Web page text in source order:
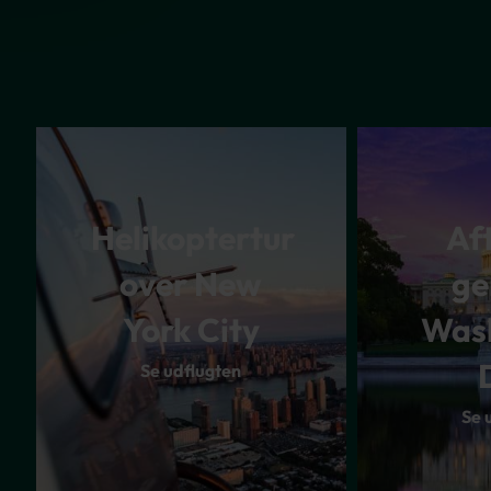
Helikoptertur
over New
York City
Se udflugten
Se